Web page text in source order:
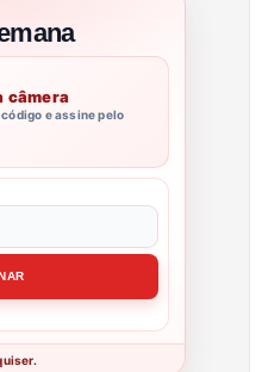
câmera
e assine pelo